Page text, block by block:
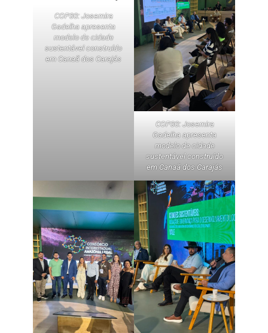
COP30: Josemira
Gadelha apresenta
modelo de cidade
sustentável construído
em Canaã dos Carajás
COP30: Josemira
Gadelha apresenta
modelo de cidade
sustentável construído
em Canaã dos Carajás